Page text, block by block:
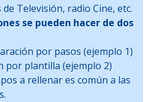
Televisión, radio Cine, etc.
se pueden hacer de dos
por pasos (ejemplo 1)
por plantilla (ejemplo 2)
a rellenar es común a las